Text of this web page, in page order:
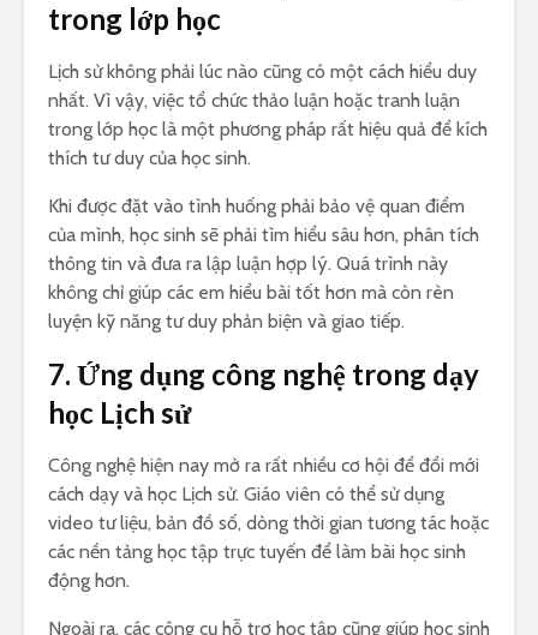
trong lớp học
Lịch sử không phải lúc nào cũng có một cách hiểu duy
nhất. Vì vậy, việc tổ chức thảo luận hoặc tranh luận
trong lớp học là một phương pháp rất hiệu quả để kích
thích tư duy của học sinh.
Khi được đặt vào tình huống phải bảo vệ quan điểm
của mình, học sinh sẽ phải tìm hiểu sâu hơn, phân tích
thông tin và đưa ra lập luận hợp lý. Quá trình này
không chỉ giúp các em hiểu bài tốt hơn mà còn rèn
luyện kỹ năng tư duy phản biện và giao tiếp.
7. Ứng dụng công nghệ trong dạy
học Lịch sử
Công nghệ hiện nay mở ra rất nhiều cơ hội để đổi mới
cách dạy và học Lịch sử. Giáo viên có thể sử dụng
video tư liệu, bản đồ số, dòng thời gian tương tác hoặc
các nền tảng học tập trực tuyến để làm bài học sinh
động hơn.
Ngoài ra, các công cụ hỗ trợ học tập cũng giúp học sinh